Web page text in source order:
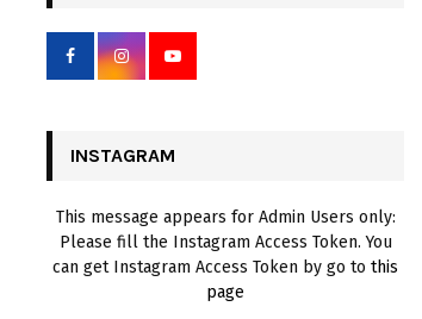
r
INSTAGRAM
This message appears for Admin Users only:
Please fill the Instagram Access Token. You
can get Instagram Access Token by go to this
page